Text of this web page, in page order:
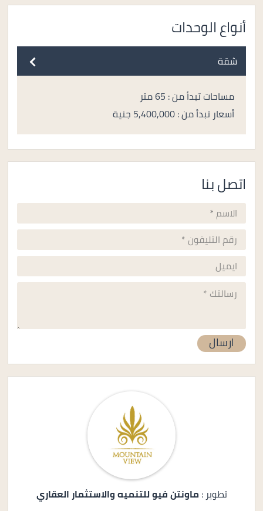
أنواع الوحدات
شقة
مساحات تبدأ من : 65 متر
أسعار تبدأ من : 5,400,000 جنية
اتصل بنا
تطوير : ماونتن فيو للتنميه والاستثمار العقاري